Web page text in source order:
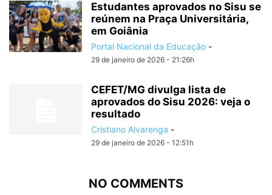
Estudantes aprovados no Sisu se
reúnem na Praça Universitária,
em Goiânia
Portal Nacional da Educação -
29 de janeiro de 2026 - 21:26h
CEFET/MG divulga lista de
aprovados do Sisu 2026: veja o
resultado
Cristiano Alvarenga -
29 de janeiro de 2026 - 12:51h
NO COMMENTS